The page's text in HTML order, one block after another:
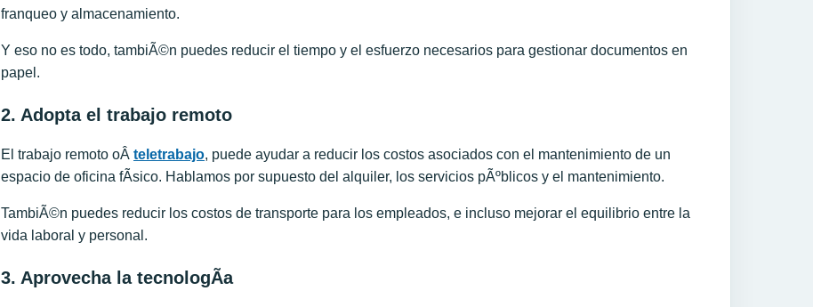
franqueo y almacenamiento.
Y eso no es todo, tambiÃ©n puedes reducir el tiempo y el esfuerzo necesarios para gestionar documentos en
papel.
2. Adopta el trabajo remoto
El trabajo remoto oÂ teletrabajo, puede ayudar a reducir los costos asociados con el mantenimiento de un
espacio de oficina fÃ­sico. Hablamos por supuesto del alquiler, los servicios pÃºblicos y el mantenimiento.
TambiÃ©n puedes reducir los costos de transporte para los empleados, e incluso mejorar el equilibrio entre la
vida laboral y personal.
3. Aprovecha la tecnologÃ­a